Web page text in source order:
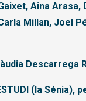
Aina Arasa,
Millan, Joel
Descarrega
(la Sénia),